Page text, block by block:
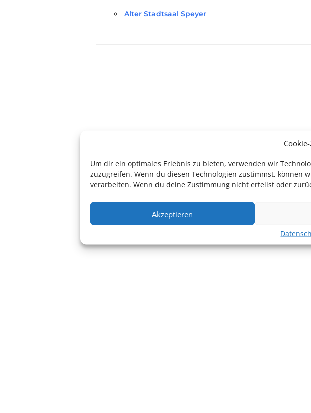
Um dir ein optimales Erlebnis zu bieten, verwenden wir
zuzugreifen. Wenn du diesen Technologien zustimmst, können
verarbeiten. Wenn du deine Zustimmung nicht erteilst oder
Akzeptieren
Alter Stadtsaal Speyer